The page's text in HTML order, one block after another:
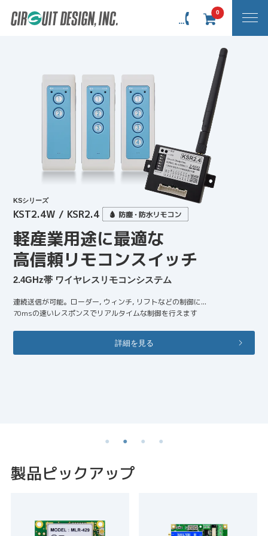
0
軽産業用途に最適な
高信頼リモコンスイッチ
2.4GHz帯 ワイヤレスリモコンシステム
KSシリーズ
KST2.4W / KSR2.4
連続送信が可能。ローダー, ウィンチ, リフトなどの制御に...
70msの速いレスポンスでリアルタイムな制御を行えます
詳細を見る
製品ピックアップ